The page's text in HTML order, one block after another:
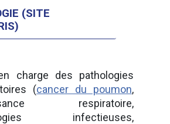
(SITE
charge des pathologies
(cancer du poumon,
respiratoire,
infectieuses,